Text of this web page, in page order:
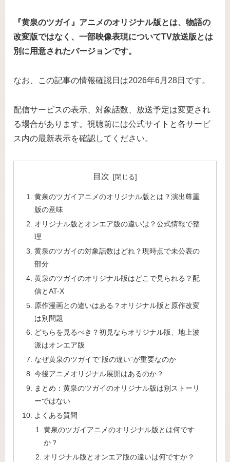
『黄泉のツガイ』アニメのオリジナル版とは、物語の
改変版ではなく、一部映像表現についてTV放送版とは
別に用意されたバージョンです。
なお、この記事の情報確認日は2026年6月28日です。
配信サービスの表示、対象話数、放送予定は変更され
る場合があります。視聴前には公式サイトと各サービ
ス内の最新表示を確認してください。
目次
黄泉のツガイアニメのオリジナル版とは？演出尊重
版の意味
オリジナル版とオンエア版の違いは？公式情報で整
理
黄泉のツガイの対象話数はどれ？現時点で未公表の
部分
黄泉のツガイのオリジナル版はどこで見られる？配
信とAT-X
原作漫画との違いはある？オリジナル版と原作改変
は別問題
どちらを見るべき？初見ならオリジナル版、地上波
派はオンエア版
なぜ黄泉のツガイで“版の違い”が重要なのか
今後アニメオリジナル展開はあるのか？
まとめ：黄泉のツガイのオリジナル版は別ストーリ
ーではない
よくある質問
黄泉のツガイアニメのオリジナル版とは何です
か？
オリジナル版とオンエア版の違いは何ですか？